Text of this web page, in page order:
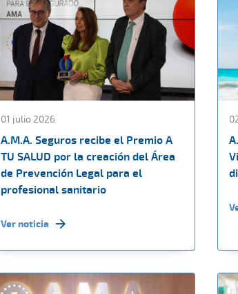
01 julio 2026
A.M.A. Seguros recibe el Premio A
TU SALUD por la creación del Área
de Prevención Legal para el
profesional sanitario
Ver noticia